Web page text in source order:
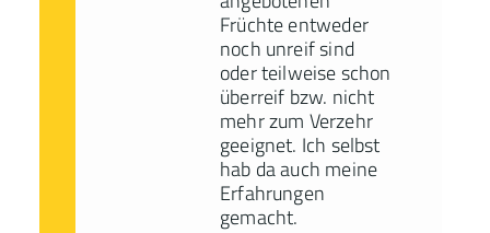
Früchte entweder
noch unreif sind
oder teilweise schon
überreif bzw. nicht
mehr zum Verzehr
geeignet. Ich selbst
hab da auch meine
Erfahrungen
gemacht.